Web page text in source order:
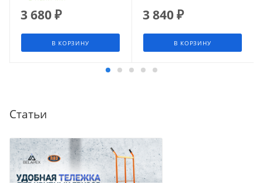
3 680₽
В КОРЗИНУ
3 840₽
В КОРЗИНУ
Статьи